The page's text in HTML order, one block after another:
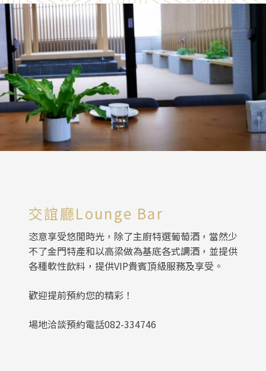
交誼廳Lounge Bar
恣意享受悠閒時光，除了主廚特選葡萄酒，當然少
不了金門特產和以高梁做為基底各式調酒，並提供
各種軟性飲料，提供VIP貴賓頂級服務及享受。
歡迎提前預約您的精彩！
場地洽談預約電話082-334746